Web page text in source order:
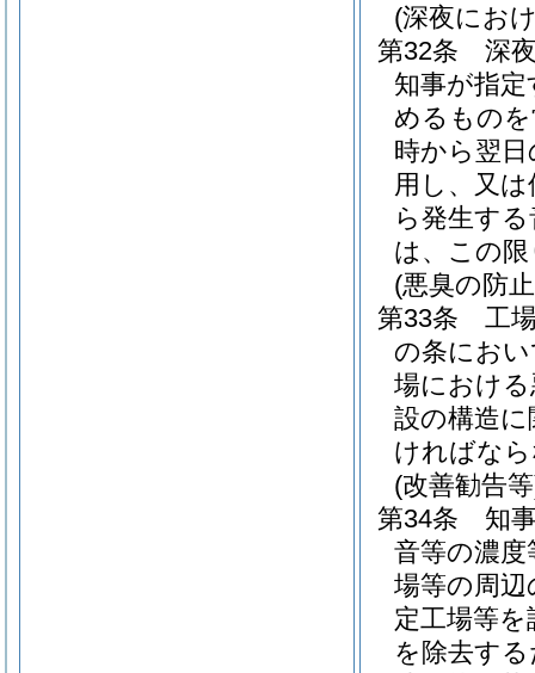
(深夜にお
第32条
深
知事が指
めるもの
時から翌
用し、又
ら発生す
は、この
(悪臭の防
第33条
工
の条にお
場におけ
設の構造
ければな
(改善勧告
第34条
知
音等の濃
場等の周
定工場等
を除去す